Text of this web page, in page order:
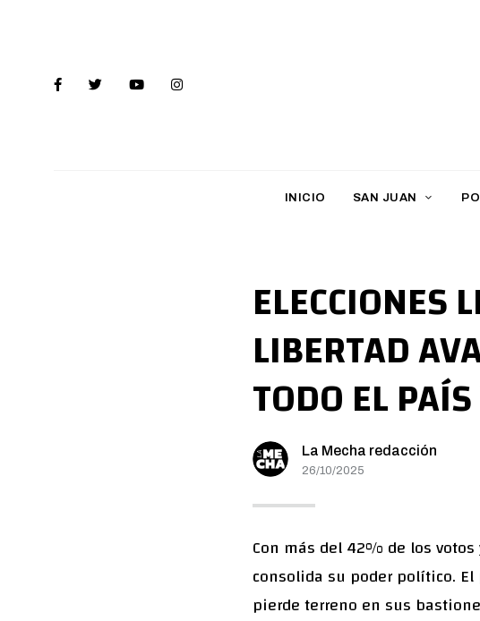
INICIO SAN JUAN
ELECCIONES
LIBERTAD
TODO EL
La Mecha redacción
26/10/2025
Con más del 42% de los
consolida su poder político.
pierde terreno en sus